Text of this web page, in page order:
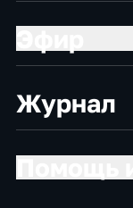
Журнал